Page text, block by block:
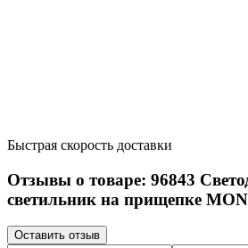
Быстрая скорость доставки
Отзывы о товаре: 96843
светильник на прищепке
Оставить отзыв